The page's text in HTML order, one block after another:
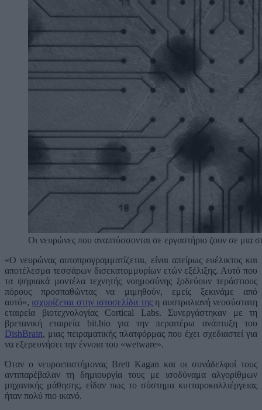
Οι νευρώνες που αναπτύσσονται σε εργαστήριο ζουν σε μια
«Ο νευρώνας αυτοπρογραμματίζεται, είναι απείρως ευέλικτος και
αποτέλεσμα τεσσάρων δισεκατομμυρίων ετών εξέλιξης. Αυτό που
τα ψηφιακά μοντέλα τεχνητής νοημοσύνης ξοδεύουν τεράστιους
πόρους προσπαθώντας να μιμηθούν, εμείς ξεκινάμε από
αυτό», ισχυρίζεται στην ιστοσελίδα τηςη αυστραλιανή νεοσύστατη
εταιρεία βιοτεχνολογίας Cortical Labs. Συνεργάστηκαν με τη
βρετανική εταιρεία bit.bio για την περαιτέρω ανάπτυξη του
DishBrain, μιας πειραματικής πλατφόρμας που έχει σχεδιαστεί για
να εξερευνήσει την έννοια του «wetware».
Όταν ο νευροεπιστήμονας Brett Kagan και οι συνάδελφοί τους
αντιπαρέβαλαν τη δημιουργία τους με ισοδύναμα αλγορίθμων
μηχανικής μάθησης, είδαν πως το σύστημα κυτταροκαλλιέργειας
ήταν πολύ πιο ικανό.